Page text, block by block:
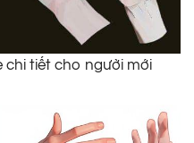
chi tiết cho người mới